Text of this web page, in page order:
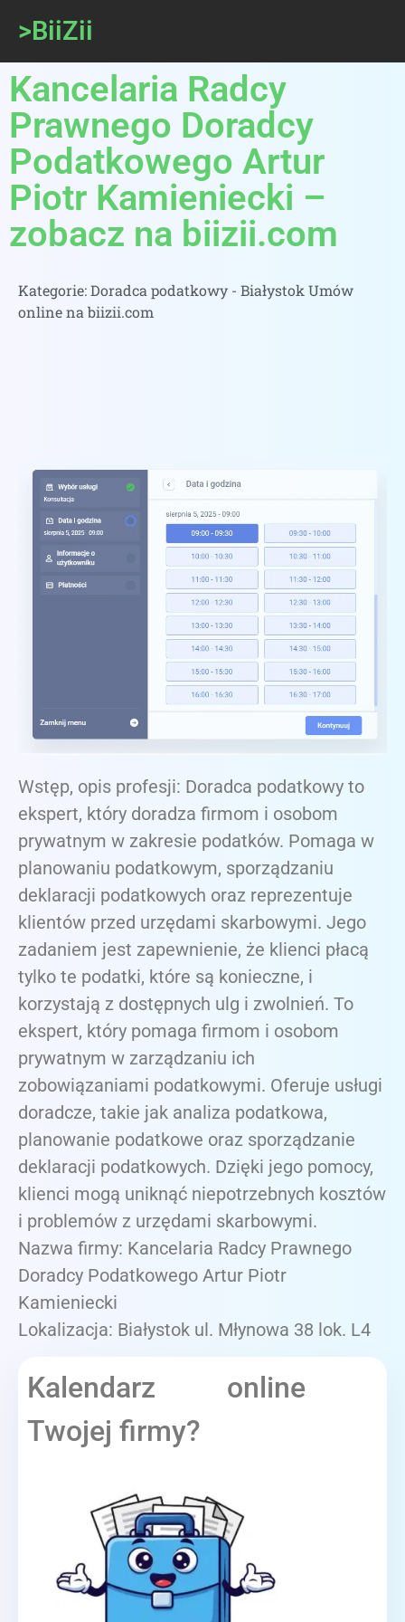
>BiiZii
Kancelaria Radcy
Prawnego Doradcy
Podatkowego Artur
Piotr Kamieniecki –
zobacz na biizii.com
Kategorie:Doradca podatkowy - Białystok Umów
online na biizii.com
Wstęp, opis profesji: Doradca podatkowy to
ekspert, który doradza firmom i osobom
prywatnym w zakresie podatków. Pomaga w
planowaniu podatkowym, sporządzaniu
deklaracji podatkowych oraz reprezentuje
klientów przed urzędami skarbowymi. Jego
zadaniem jest zapewnienie, że klienci płacą
tylko te podatki, które są konieczne, i
korzystają z dostępnych ulg i zwolnień. To
ekspert, który pomaga firmom i osobom
prywatnym w zarządzaniu ich
zobowiązaniami podatkowymi. Oferuje usługi
doradcze, takie jak analiza podatkowa,
planowanie podatkowe oraz sporządzanie
deklaracji podatkowych. Dzięki jego pomocy,
klienci mogą uniknąć niepotrzebnych kosztów
i problemów z urzędami skarbowymi.
Nazwa firmy: Kancelaria Radcy Prawnego
Doradcy Podatkowego Artur Piotr
Kamieniecki
Lokalizacja: Białystok ul. Młynowa 38 lok. L4
Kalendarz online
Twojej firmy?